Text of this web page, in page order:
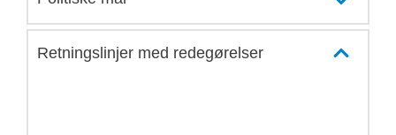
Retningslinjer med redegørelser